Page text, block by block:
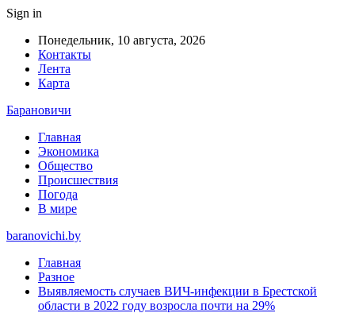
Sign in
Понедельник, 10 августа, 2026
Контакты
Лента
Карта
Барановичи
Главная
Экономика
Общество
Происшествия
Погода
В мире
baranovichi.by
Главная
Разное
Выявляемость случаев ВИЧ-инфекции в Брестской
области в 2022 году возросла почти на 29%